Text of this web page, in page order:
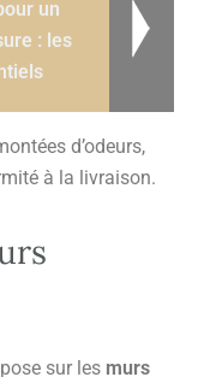
un
: les
d’odeurs,
à la livraison.
sur les murs